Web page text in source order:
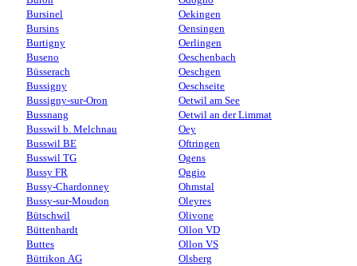
Bursinel
Bursins
Burtigny
Buseno
Büsserach
Bussigny
Bussigny-sur-Oron
Bussnang
Busswil b. Melchnau
Busswil BE
Busswil TG
Bussy FR
Bussy-Chardonney
Bussy-sur-Moudon
Bütschwil
Büttenhardt
Buttes
Büttikon AG
Oekingen
Oensingen
Oerlingen
Oeschenbach
Oeschgen
Oeschseite
Oetwil am See
Oetwil an der Limmat
Oey
Oftringen
Ogens
Oggio
Ohmstal
Oleyres
Olivone
Ollon VD
Ollon VS
Olsberg